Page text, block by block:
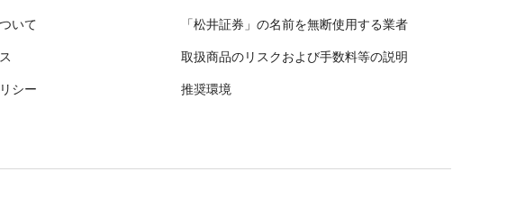
いて 「松井証券」の名前を無断使用する業者
取扱商品のリスクおよび手数料等の説明
シー 推奨環境